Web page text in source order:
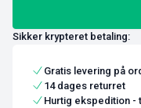
Sikker krypteret betaling:
Gratis levering på
14 dages returret
Hurtig ekspedition -